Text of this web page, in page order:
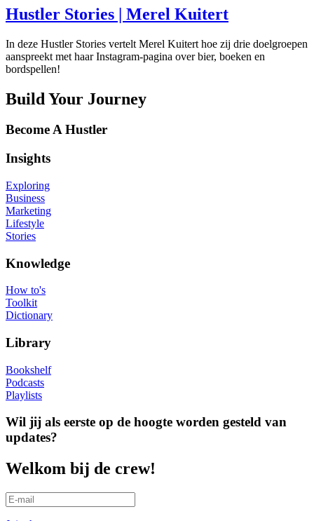
Hustler Stories | Merel Kuitert
In deze Hustler Stories vertelt Merel Kuitert hoe zij drie doelgroepen
aanspreekt met haar Instagram-pagina over bier, boeken en
bordspellen!
Build Your Journey
Become A Hustler
Insights
Exploring
Business
Marketing
Lifestyle
Stories
Knowledge
How to's
Toolkit
Dictionary
Library
Bookshelf
Podcasts
Playlists
Wil jij als eerste op de hoogte worden gesteld van
updates?
Welkom bij de crew!